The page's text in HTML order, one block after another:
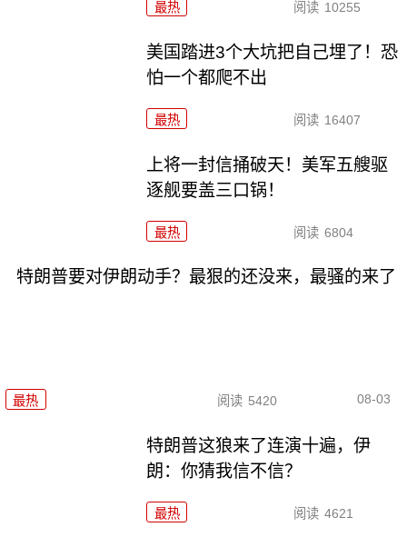
最热 阅读 10255
美国踏进3个大坑把自己埋了！恐
怕一个都爬不出
最热 阅读 16407
上将一封信捅破天！美军五艘驱
逐舰要盖三口锅！
最热 阅读 6804
特朗普要对伊朗动手？最狠的还没来，最骚的来了
最热 阅读 5420 08-03
特朗普这狼来了连演十遍，伊
朗：你猜我信不信？
最热 阅读 4621